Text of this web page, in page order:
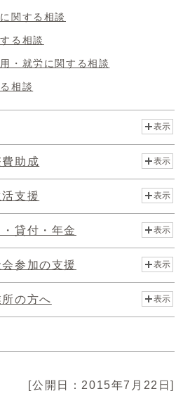
関する相談
る相談
・就労に関する相談
相談
表示
助成 表示
支援 表示
貸付・年金 表示
参加の支援 表示
の方へ 表示
[公開日：2015年7月22日]